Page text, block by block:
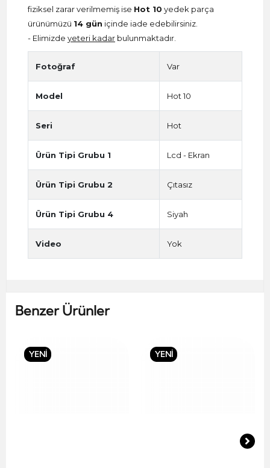
fiziksel zarar verilmemiş ise Hot 10 yedek parça
ürünümüzü 14 gün içinde iade edebilirsiniz.
- Elimizde yeteri kadar bulunmaktadır.
Fotoğraf Var
Model Hot 10
Seri Hot
Ürün Tipi Grubu 1 Lcd - Ekran
Ürün Tipi Grubu 2 Çıtasız
Ürün Tipi Grubu 4 Siyah
Video Yok
Benzer Ürünler
YENİ YENİ